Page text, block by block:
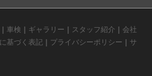
｜ 車検 ｜ ギャラリー ｜ スタッフ紹介 ｜ 会社
基づく表記 ｜ プライバシーポリシー ｜ サ